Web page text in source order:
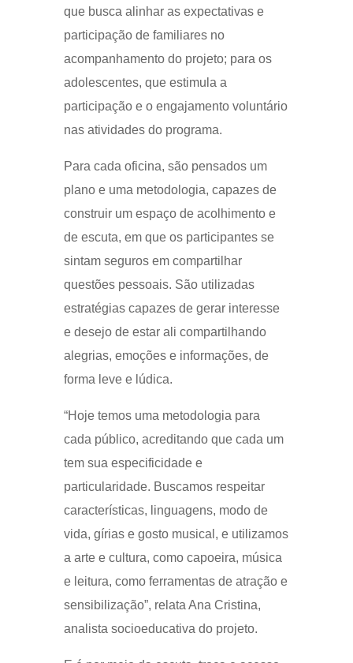
que busca alinhar as expectativas e
participação de familiares no
acompanhamento do projeto; para os
adolescentes, que estimula a
participação e o engajamento voluntário
nas atividades do programa.
Para cada oficina, são pensados um
plano e uma metodologia, capazes de
construir um espaço de acolhimento e
de escuta, em que os participantes se
sintam seguros em compartilhar
questões pessoais. São utilizadas
estratégias capazes de gerar interesse
e desejo de estar ali compartilhando
alegrias, emoções e informações, de
forma leve e lúdica.
“Hoje temos uma metodologia para
cada público, acreditando que cada um
tem sua especificidade e
particularidade. Buscamos respeitar
características, linguagens, modo de
vida, gírias e gosto musical, e utilizamos
a arte e cultura, como capoeira, música
e leitura, como ferramentas de atração e
sensibilização”, relata Ana Cristina,
analista socioeducativa do projeto.